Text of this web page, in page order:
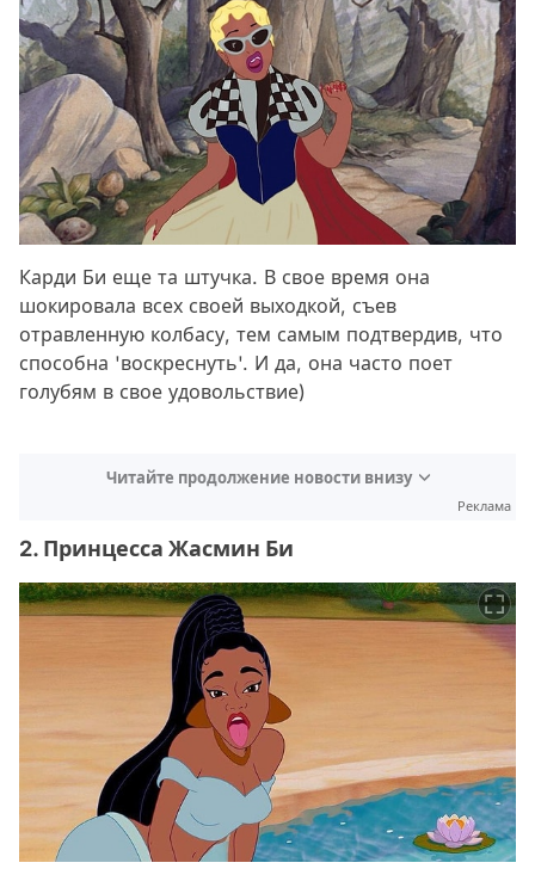
Карди Би еще та штучка. В свое время она
шокировала всех своей выходкой, съев
отравленную колбасу, тем самым подтвердив, что
способна 'воскреснуть'. И да, она часто поет
голубям в свое удовольствие)
Читайте продолжение новости внизу
Реклама
2. Принцесса Жасмин Би